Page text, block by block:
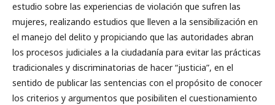
estudio sobre las experiencias de violación que sufren las
mujeres, realizando estudios que lleven a la sensibilización en
el manejo del delito y propiciando que las autoridades abran
los procesos judiciales a la ciudadanía para evitar las prácticas
tradicionales y discriminatorias de hacer “justicia”, en el
sentido de publicar las sentencias con el propósito de conocer
los criterios y argumentos que posibiliten el cuestionamiento